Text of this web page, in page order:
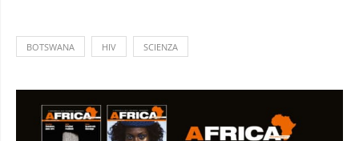
BOTSWANA HIV SCIENZA